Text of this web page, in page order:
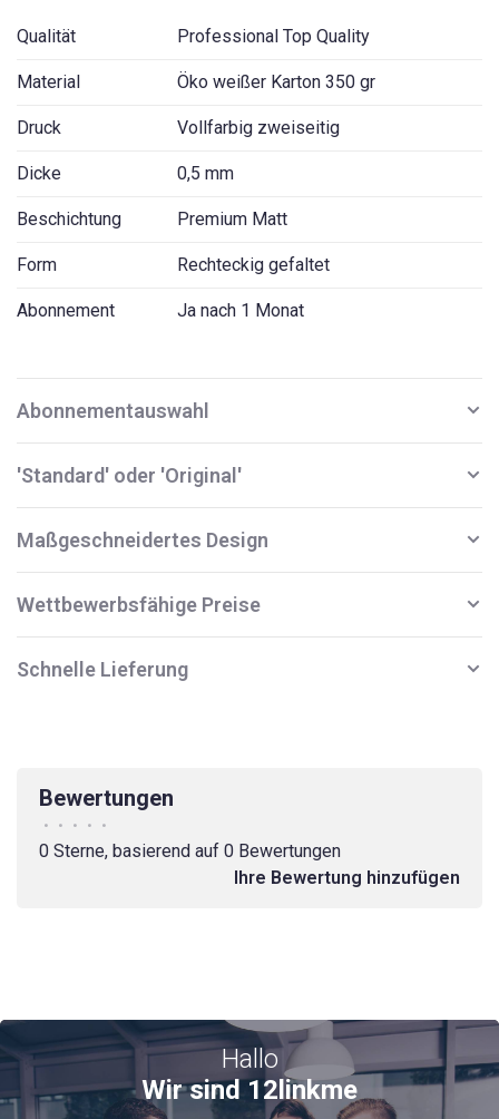
Qualität Professional Top Quality
Material Öko weißer Karton 350 gr
Druck Vollfarbig zweiseitig
Dicke 0,5 mm
Beschichtung Premium Matt
Form Rechteckig gefaltet
Abonnement Ja nach 1 Monat
Abonnementauswahl
'Standard' oder 'Original'
Maßgeschneidertes Design
Wettbewerbsfähige Preise
Schnelle Lieferung
Bewertungen
• • • • •
0 Sterne, basierend auf 0 Bewertungen
Ihre Bewertung hinzufügen
Hallo
Wir sind 12linkme